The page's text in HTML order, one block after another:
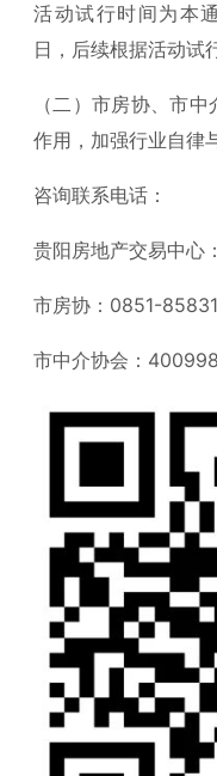
活动试行时间为本
日，后续根据活动试
（二）市房协、市
作用，加强行业自律
咨询联系电话：
贵阳房地产交易中
市房协：0851-
市中介协会：